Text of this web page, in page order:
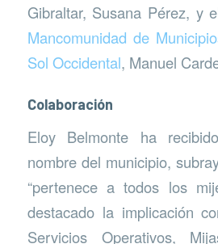
Gibraltar, Susana Pérez, y
Mancomunidad de
Sol Occidental, Manuel
Colaboración
Eloy Belmonte ha
nombre del municipio,
“pertenece a todos los
destacado la implicación
Servicios Operativos,